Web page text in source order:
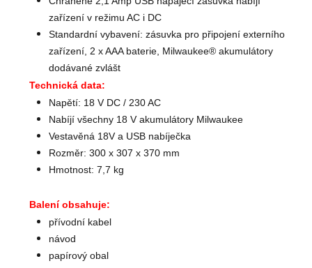
zařízení v režimu AC i DC
Standardní vybavení: zásuvka pro připojení externího
zařízení, 2 x AAA baterie, Milwaukee® akumulátory
dodávané zvlášt
Technická data:
Napětí: 18 V DC / 230 AC
Nabíjí všechny 18 V akumulátory Milwaukee
Vestavěná 18V a USB nabíječka
Rozměr: 300 x 307 x 370 mm
Hmotnost: 7,7 kg
Balení obsahuje:
přívodní kabel
návod
papírový obal